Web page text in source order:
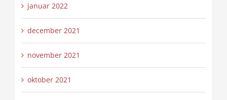
januar 2022
december 2021
november 2021
oktober 2021